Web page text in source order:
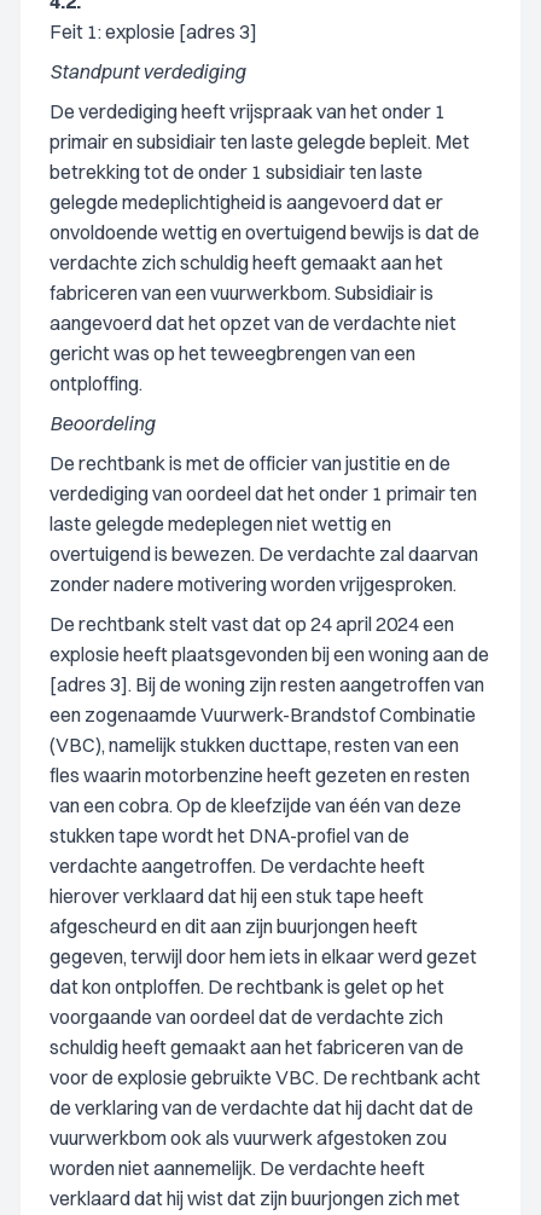
Feit 1: explosie [adres 3]
Standpunt verdediging
De verdediging heeft vrijspraak van het onder 1
primair en subsidiair ten laste gelegde bepleit. Met
betrekking tot de onder 1 subsidiair ten laste
gelegde medeplichtigheid is aangevoerd dat er
onvoldoende wettig en overtuigend bewijs is dat de
verdachte zich schuldig heeft gemaakt aan het
fabriceren van een vuurwerkbom. Subsidiair is
aangevoerd dat het opzet van de verdachte niet
gericht was op het teweegbrengen van een
ontploffing.
Beoordeling
De rechtbank is met de officier van justitie en de
verdediging van oordeel dat het onder 1 primair ten
laste gelegde medeplegen niet wettig en
overtuigend is bewezen. De verdachte zal daarvan
zonder nadere motivering worden vrijgesproken.
De rechtbank stelt vast dat op 24 april 2024 een
explosie heeft plaatsgevonden bij een woning aan de
[adres 3]. Bij de woning zijn resten aangetroffen van
een zogenaamde Vuurwerk-Brandstof Combinatie
(VBC), namelijk stukken ducttape, resten van een
fles waarin motorbenzine heeft gezeten en resten
van een cobra. Op de kleefzijde van één van deze
stukken tape wordt het DNA-profiel van de
verdachte aangetroffen. De verdachte heeft
hierover verklaard dat hij een stuk tape heeft
afgescheurd en dit aan zijn buurjongen heeft
gegeven, terwijl door hem iets in elkaar werd gezet
dat kon ontploffen. De rechtbank is gelet op het
voorgaande van oordeel dat de verdachte zich
schuldig heeft gemaakt aan het fabriceren van de
voor de explosie gebruikte VBC. De rechtbank acht
de verklaring van de verdachte dat hij dacht dat de
vuurwerkbom ook als vuurwerk afgestoken zou
worden niet aannemelijk. De verdachte heeft
verklaard dat hij wist dat zijn buurjongen zich met